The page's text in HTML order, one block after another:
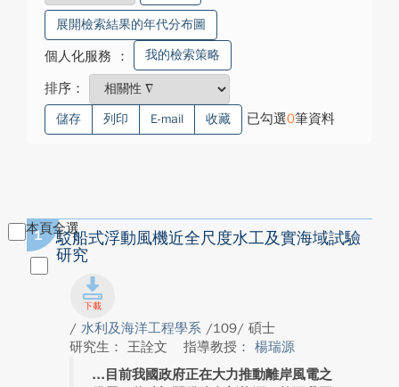
展開檢索結果的年代分布圖
個人化服務 ： 我的檢索策略
排序：
儲存 列印 E-mail 收藏 已勾選0筆資料
本頁全選
1
駁船式浮動風機近全尺度水工及實海域試驗
研究
/ 水利及海洋工程學系 /109/ 碩士
研究生： 王詮文
指導教授： 楊瑞源
目前我國政府正在大力推動離岸風電之